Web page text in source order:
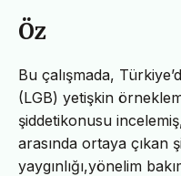
Öz
Bu çalışmada,
(LGB) yetişkin
şiddetikonusu
arasında ortaya çıkan
yaygınlığı,yönelim